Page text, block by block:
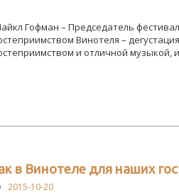
Гофман – Председатель
Винотеля –
и отличной
в Винотеле для наших
2015-10-20